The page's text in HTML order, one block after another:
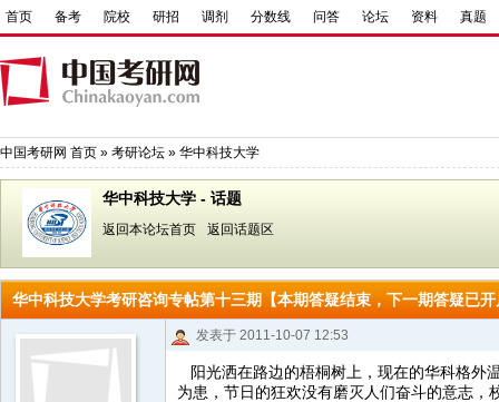
首页 备考 院校 研招 调剂 分数线 问答 论坛 资料 真题
中国考研网 首页 » 考研论坛 » 华中科技大学
华中科技大学 - 话题
返回本论坛首页 返回话题区
华中科技大学考研咨询专帖第十三期【本期答疑结束，下一期答疑已开
发表于 2011-10-07 12:53
阳光洒在路边的梧桐树上，现在的华科格外
为患，节日的狂欢没有磨灭人们奋斗的意志